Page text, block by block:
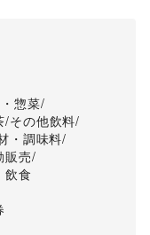
惣菜/
/その他飲料/
・調味料/
販売/
飲食